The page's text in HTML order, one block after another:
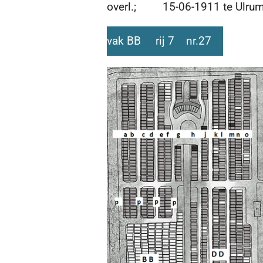
overl.; 15-06-1911 te Ulrum
vak BB rij 7 nr.27